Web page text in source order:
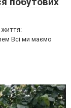
життя:
Всі ми маємо